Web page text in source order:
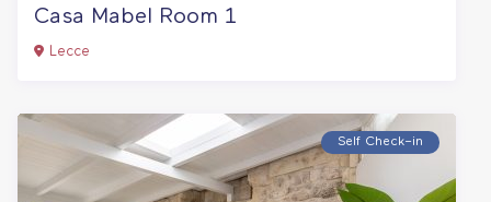
Casa Mabel Room 1
Lecce
Self Check–in